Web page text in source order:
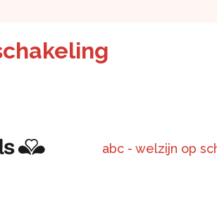
abc - welzijn op